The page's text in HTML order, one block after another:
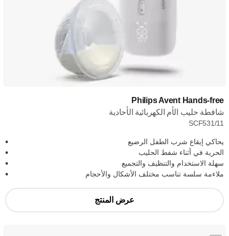
Philips Avent Hands-free
شافطة حليب الأم الكهربائية الأحادية
SCF531/11
يحاكي إيقاع شرب الطفل الرضيع
الحرية في أثناء شفط الحليب
سهلة الاستخدام والتنظيف والتجميع
ملاءمة سلسة تناسب مختلف الأشكال والأحجام
عرض المنتج